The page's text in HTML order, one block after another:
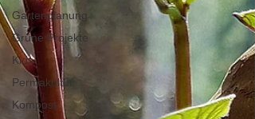
Gartenplanung
Grüne Projekte
Kids
Permakultur
Kompost